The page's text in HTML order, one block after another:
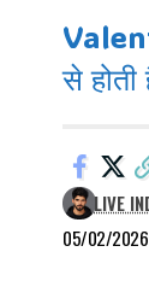
से
05/02/2026
LIVE